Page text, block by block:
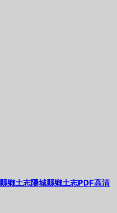
鄉土志陽城縣鄉土志PDF高清